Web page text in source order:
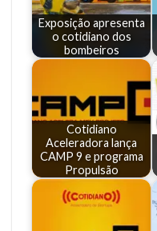
Exposição apresenta
o cotidiano dos
bombeiros
Cotidiano
Aceleradora lança
CAMP 9 e programa
Propulsão